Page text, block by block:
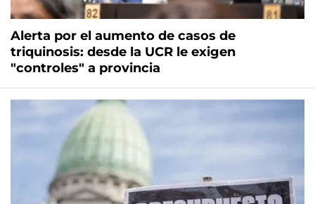
Alerta por el aumento de casos de
triquinosis: desde la UCR le exigen
"controles" a provincia